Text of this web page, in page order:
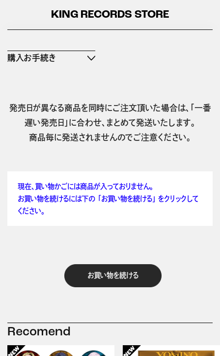
KING RECORDS STORE
購入お手続き
発売日が異なる商品を同時にご注文頂いた場合は、「一番
遅い発売日」に合わせ、まとめて発送いたします。
商品毎に発送されませんのでご注意ください。
現在、買い物かごには商品が入っておりません。
お買い物を続けるには下の 「お買い物を続ける」 をクリックして
ください。
お買い物を続ける
Recomend